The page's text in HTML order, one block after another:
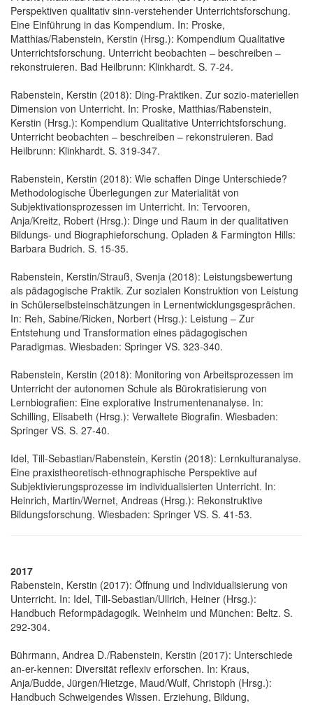
Perspektiven qualitativ sinn-verstehender Unterrichtsforschung.
Eine Einführung in das Kompendium. In: Proske,
Matthias/Rabenstein, Kerstin (Hrsg.): Kompendium Qualitative
Unterrichtsforschung. Unterricht beobachten – beschreiben –
rekonstruieren. Bad Heilbrunn: Klinkhardt. S. 7-24.
Rabenstein, Kerstin (2018): Ding-Praktiken. Zur sozio-materiellen
Dimension von Unterricht. In: Proske, Matthias/Rabenstein,
Kerstin (Hrsg.): Kompendium Qualitative Unterrichtsforschung.
Unterricht beobachten – beschreiben – rekonstruieren. Bad
Heilbrunn: Klinkhardt. S. 319-347.
Rabenstein, Kerstin (2018): Wie schaffen Dinge Unterschiede?
Methodologische Überlegungen zur Materialität von
Subjektivationsprozessen im Unterricht. In: Tervooren,
Anja/Kreitz, Robert (Hrsg.): Dinge und Raum in der qualitativen
Bildungs- und Biographieforschung. Opladen & Farmington Hills:
Barbara Budrich. S. 15-35.
Rabenstein, Kerstin/Strauß, Svenja (2018): Leistungsbewertung
als pädagogische Praktik. Zur sozialen Konstruktion von Leistung
in Schülerselbsteinschätzungen in Lernentwicklungsgesprächen.
In: Reh, Sabine/Ricken, Norbert (Hrsg.): Leistung – Zur
Entstehung und Transformation eines pädagogischen
Paradigmas. Wiesbaden: Springer VS. 323-340.
Rabenstein, Kerstin (2018): Monitoring von Arbeitsprozessen im
Unterricht der autonomen Schule als Bürokratisierung von
Lernbiografien: Eine explorative Instrumentenanalyse. In:
Schilling, Elisabeth (Hrsg.): Verwaltete Biografin. Wiesbaden:
Springer VS. S. 27-40.
Idel, Till-Sebastian/Rabenstein, Kerstin (2018): Lernkulturanalyse.
Eine praxistheoretisch-ethnographische Perspektive auf
Subjektivierungsprozesse im individualisierten Unterricht. In:
Heinrich, Martin/Wernet, Andreas (Hrsg.): Rekonstruktive
Bildungsforschung. Wiesbaden: Springer VS. S. 41-53.
2017
Rabenstein, Kerstin (2017): Öffnung und Individualisierung von
Unterricht. In: Idel, Till-Sebastian/Ullrich, Heiner (Hrsg.):
Handbuch Reformpädagogik. Weinheim und München: Beltz. S.
292-304.
Bührmann, Andrea D./Rabenstein, Kerstin (2017): Unterschiede
an-er-kennen: Diversität reflexiv erforschen. In: Kraus,
Anja/Budde, Jürgen/Hietzge, Maud/Wulf, Christoph (Hrsg.):
Handbuch Schweigendes Wissen. Erziehung, Bildung,